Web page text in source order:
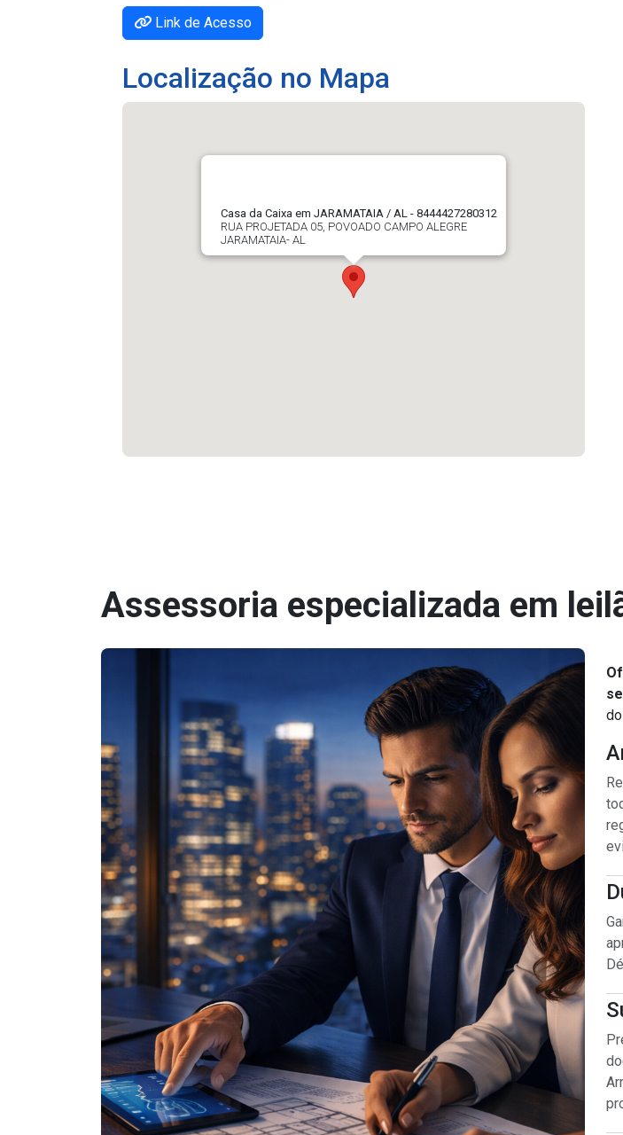
Link de Acesso
Localização no Mapa
Casa da Caixa em JARAMATAIA / AL - 8444427280312
RUA PROJETADA 05, POVOADO CAMPO ALEGRE
JARAMATAIA- AL
Assessoria especializada em